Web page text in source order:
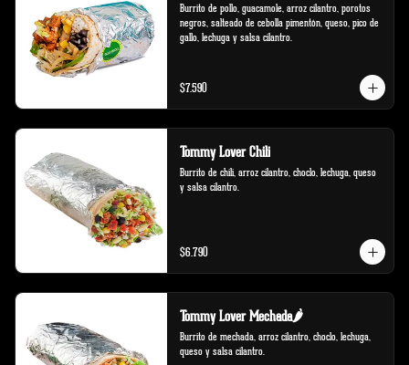
Burrito de pollo, guacamole, arroz cilantro, porotos
negros, salteado de cebolla pimentón, queso, pico de
gallo, lechuga y salsa cilantro.
$7.590
Tommy Lover Chili
Burrito de chili, arroz cilantro, choclo, lechuga, queso
y salsa cilantro.
$6.790
Tommy Lover Mechada🌶️
Burrito de mechada, arroz cilantro, choclo, lechuga,
queso y salsa cilantro.